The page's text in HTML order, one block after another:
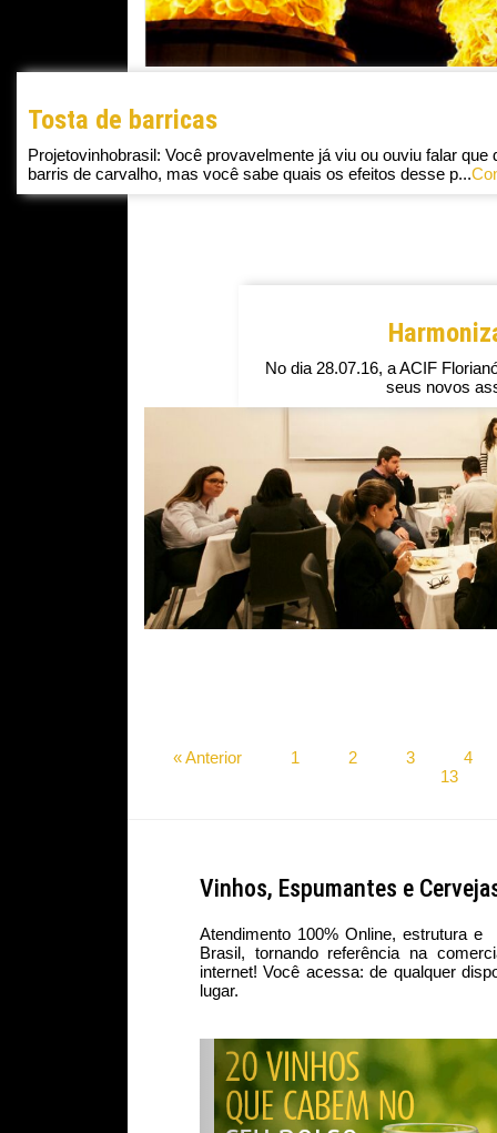
Tosta de barricas
Projetovinhobrasil: Você provavelmente já viu ou ouviu falar
barris de carvalho, mas você sabe quais os efeitos desse p...
No dia 28.07.16, a ACIF
seus novos
« Anterior 1 2 3
4
13
Vinhos, Espumantes e
Atendimento 100% Online, estrutura e
Brasil, tornando referência na
internet! Você acessa: de qualquer
lugar.
Previous